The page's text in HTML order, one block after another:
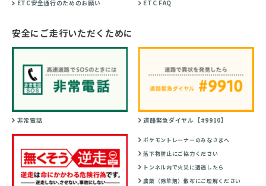
ETC安全通行のためのお願い ETC FAQ
安全にご走行いただくために
非常電話 道路緊急ダイヤル【#9910】
ポケモントレーナーのみなさまへ
落下物防止にご協力ください
トンネル内で火災に遭遇したら
農薬（除草剤）散布にご理解ください